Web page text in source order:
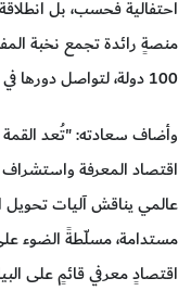
احتفالية فحسب، بل
منصةٍ رائدة تجمع نخبة
100 دولة، لتواصل دورها في بناء جسور فكرية عابرة للثقافات.
وأضاف سعادته: "تُعد القمة
اقتصاد المعرفة
عالمي يناقش آليات تحويل
مستدامة، مسلّطةً الضوء على
اقتصادٍ معرفي قائمٍ على